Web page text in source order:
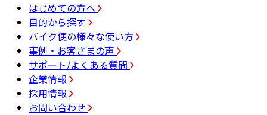
はじめての方へ
目的から探す
バイク便の様々な使い方
事例・お客さまの声
サポート/よくある質問
企業情報
採用情報
お問い合わせ